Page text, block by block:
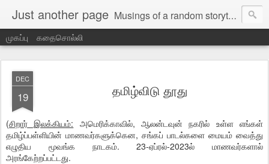
Just another page Musings of a random storyteller
முகப்பு கதைசொல்லி
DEC
19 தமிழ்விடு தூது
(சிறார் இலக்கியம்: அமெரிக்காவில், ஆலன்டவுன் நகரில் உள்ள எங்கள்
தமிழ்ப்பள்ளியின் மாணவர்களுக்கென, சங்கப் பாடல்களை மையம் வைத்து
எழுதிய மூவங்க நாடகம். 23-ஏப்ரல்-2023ல் மாணவர்களால்
அரங்கேற்றப்பட்டது.